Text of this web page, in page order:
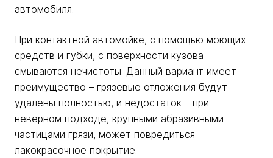
автомобиля.
При контактной автомойке, с помощью моющих
средств и губки, с поверхности кузова
смываются нечистоты. Данный вариант имеет
преимущество – грязевые отложения будут
удалены полностью, и недостаток – при
неверном подходе, крупными абразивными
частицами грязи, может повредиться
лакокрасочное покрытие.